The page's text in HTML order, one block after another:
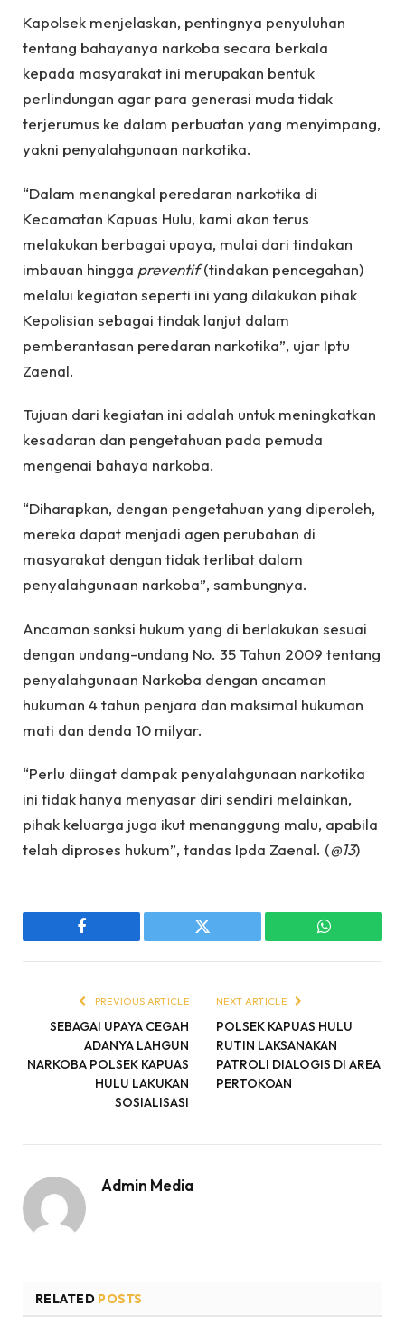
Kapolsek menjelaskan, pentingnya penyuluhan
tentang bahayanya narkoba secara berkala
kepada masyarakat ini merupakan bentuk
perlindungan agar para generasi muda tidak
terjerumus ke dalam perbuatan yang menyimpang,
yakni penyalahgunaan narkotika.
“Dalam menangkal peredaran narkotika di
Kecamatan Kapuas Hulu, kami akan terus
melakukan berbagai upaya, mulai dari tindakan
imbauan hingga preventif(tindakan pencegahan)
melalui kegiatan seperti ini yang dilakukan pihak
Kepolisian sebagai tindak lanjut dalam
pemberantasan peredaran narkotika”, ujar Iptu
Zaenal.
Tujuan dari kegiatan ini adalah untuk meningkatkan
kesadaran dan pengetahuan pada pemuda
mengenai bahaya narkoba.
“Diharapkan, dengan pengetahuan yang diperoleh,
mereka dapat menjadi agen perubahan di
masyarakat dengan tidak terlibat dalam
penyalahgunaan narkoba”, sambungnya.
Ancaman sanksi hukum yang di berlakukan sesuai
dengan undang-undang No. 35 Tahun 2009 tentang
penyalahgunaan Narkoba dengan ancaman
hukuman 4 tahun penjara dan maksimal hukuman
mati dan denda 10 milyar.
“Perlu diingat dampak penyalahgunaan narkotika
ini tidak hanya menyasar diri sendiri melainkan,
pihak keluarga juga ikut menanggung malu, apabila
telah diproses hukum”, tandas Ipda Zaenal. (@13)
Facebook Twitter WhatsApp
PREVIOUS ARTICLE
SEBAGAI UPAYA CEGAH
ADANYA LAHGUN
NARKOBA POLSEK KAPUAS
HULU LAKUKAN
SOSIALISASI
NEXT ARTICLE
POLSEK KAPUAS HULU
RUTIN LAKSANAKAN
PATROLI DIALOGIS DI AREA
PERTOKOAN
Admin Media
RELATED POSTS